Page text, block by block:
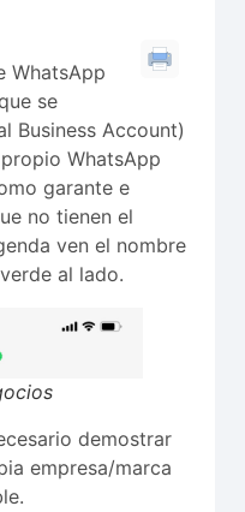
WhatsApp
se
Business Account)
WhatsApp
garante e
no tienen el
ven el nombre
al lado.
demostrar
empresa/marca